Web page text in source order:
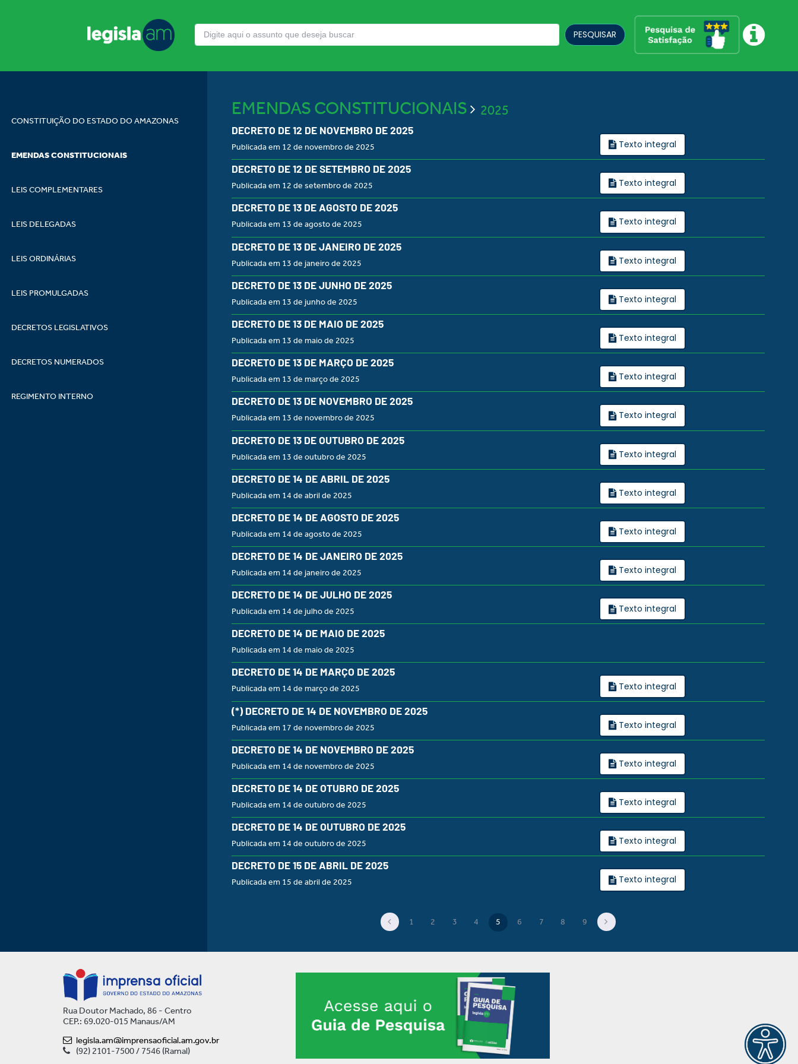
PESQUISAR
CONSTITUIÇÃO DO ESTADO DO AMAZONAS
EMENDAS CONSTITUCIONAIS
LEIS COMPLEMENTARES
LEIS DELEGADAS
LEIS ORDINÁRIAS
LEIS PROMULGADAS
DECRETOS LEGISLATIVOS
DECRETOS NUMERADOS
REGIMENTO INTERNO
EMENDAS CONSTITUCIONAIS 2025
DECRETO DE 12 DE NOVEMBRO DE 2025
Publicada em 12 de novembro de 2025 Texto integral
DECRETO DE 12 DE SETEMBRO DE 2025
Publicada em 12 de setembro de 2025 Texto integral
DECRETO DE 13 DE AGOSTO DE 2025
Publicada em 13 de agosto de 2025 Texto integral
DECRETO DE 13 DE JANEIRO DE 2025
Publicada em 13 de janeiro de 2025 Texto integral
DECRETO DE 13 DE JUNHO DE 2025
Publicada em 13 de junho de 2025 Texto integral
DECRETO DE 13 DE MAIO DE 2025
Publicada em 13 de maio de 2025 Texto integral
DECRETO DE 13 DE MARÇO DE 2025
Publicada em 13 de março de 2025 Texto integral
DECRETO DE 13 DE NOVEMBRO DE 2025
Publicada em 13 de novembro de 2025 Texto integral
DECRETO DE 13 DE OUTUBRO DE 2025
Publicada em 13 de outubro de 2025 Texto integral
DECRETO DE 14 DE ABRIL DE 2025
Publicada em 14 de abril de 2025 Texto integral
DECRETO DE 14 DE AGOSTO DE 2025
Publicada em 14 de agosto de 2025 Texto integral
DECRETO DE 14 DE JANEIRO DE 2025
Publicada em 14 de janeiro de 2025 Texto integral
DECRETO DE 14 DE JULHO DE 2025
Publicada em 14 de julho de 2025 Texto integral
DECRETO DE 14 DE MAIO DE 2025
Publicada em 14 de maio de 2025
DECRETO DE 14 DE MARÇO DE 2025
Publicada em 14 de março de 2025 Texto integral
(*) DECRETO DE 14 DE NOVEMBRO DE 2025
Publicada em 17 de novembro de 2025 Texto integral
DECRETO DE 14 DE NOVEMBRO DE 2025
Publicada em 14 de novembro de 2025 Texto integral
DECRETO DE 14 DE OTUBRO DE 2025
Publicada em 14 de outubro de 2025 Texto integral
DECRETO DE 14 DE OUTUBRO DE 2025
Publicada em 14 de outubro de 2025 Texto integral
DECRETO DE 15 DE ABRIL DE 2025
Publicada em 15 de abril de 2025 Texto integral
1 2 3 4 5(current)
6 7 8 9
Rua Doutor Machado, 86 - Centro
CEP.: 69.020-015 Manaus/AM
legisla.am@imprensaoficial.am.gov.br
(92) 2101-7500 / 7546 (Ramal)